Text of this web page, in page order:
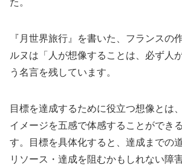
た。
『月世界旅行』を書いた、フランスの
ルヌは「人が想像することは、必ず人
う名言を残しています。
目標を達成するために役立つ想像とは
イメージを五感で体感することができ
す。目標を具体化すると、達成までの
リソース・達成を阻むかもしれない障